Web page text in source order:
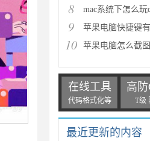
8 mac系统下怎么玩qq游戏？
9 苹果电脑快捷键有哪些？
10 苹果电脑怎么截图 Mac/
在线工具
代码格式化等
高
T级
最近更新的内容